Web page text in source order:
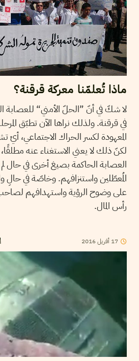
ماذا تُعلمّنا معركة قرقنة؟
لا شكّ في أنّ ”الحلّ الأمني“ للعصابة
المعهودة لكسر الحراك الاجتماعي،
لكنّ ذلك لا يعني الاستغناء عنه
العصابة الحاكمة بصيغ أخرى في حال
المُعطّلين واستنزافهم. وخاصّة في
على وضوح الرؤية واستهدافهم
رأس المال.
17 أفريل2016